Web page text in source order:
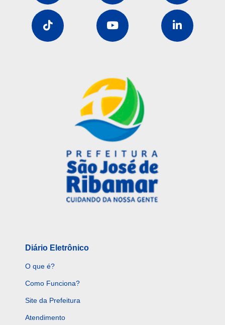
Diário Eletrônico
O que é?
Como Funciona?
Site da Prefeitura
Atendimento